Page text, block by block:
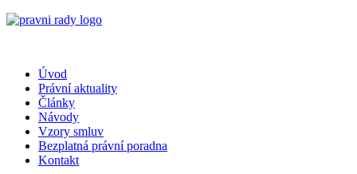
Úvod
Právní aktuality
Články
Návody
Vzory smluv
Bezplatná právní poradna
Kontakt